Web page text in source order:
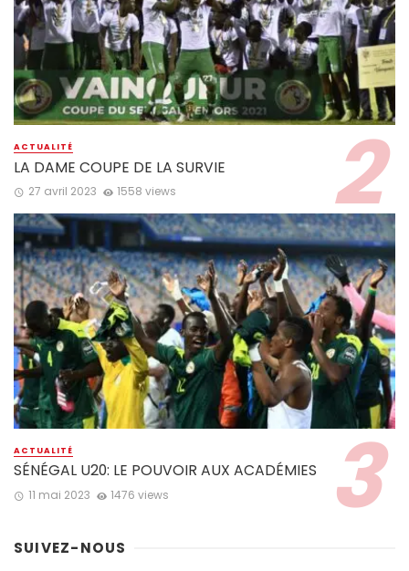
ACTUALITÉ
LA DAME COUPE DE LA SURVIE
27 avril 2023 1558 views
ACTUALITÉ
SÉNÉGAL U20: LE POUVOIR AUX ACADÉMIES
11 mai 2023 1476 views
SUIVEZ-NOUS